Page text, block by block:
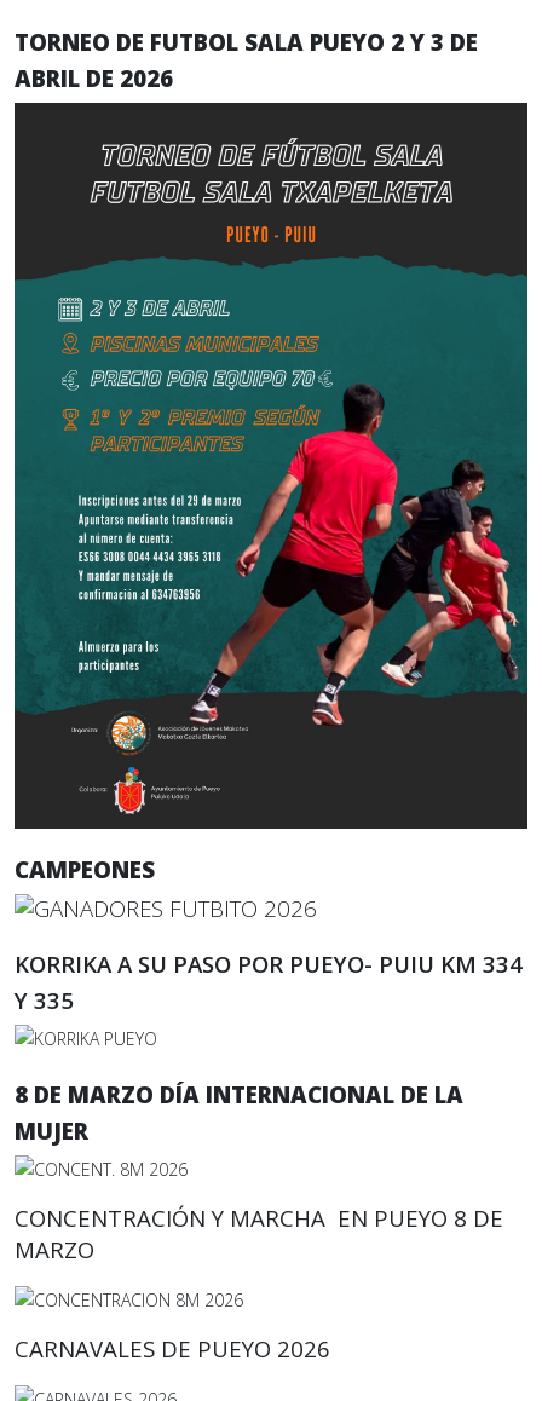
TORNEO DE FUTBOL SALA PUEYO 2 Y 3 DE
ABRIL DE 2026
CAMPEONES
KORRIKA A SU PASO POR PUEYO- PUIU KM 334
Y 335
8 DE MARZO DÍA INTERNACIONAL DE LA
MUJER
CONCENTRACIÓN Y MARCHA EN PUEYO 8 DE
MARZO
CARNAVALES DE PUEYO 2026